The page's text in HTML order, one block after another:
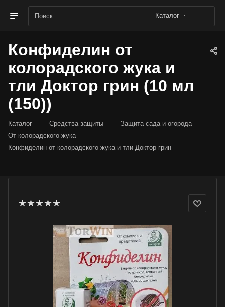
Каталог
Конфиделин от
колорадского жука и
тли Доктор грин (10 мл
(150))
Каталог — Средства защиты — Защита сада и огорода —
От колорадского жука —
Конфиделин от колорадского жука и тли Доктор грин